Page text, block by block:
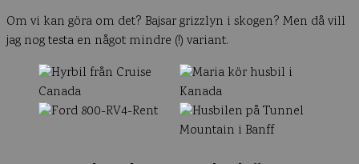
Om vi kan göra om det? Bajsar grizzlyn i skogen? Men då vill
jag nog testa en något mindre (!) variant.